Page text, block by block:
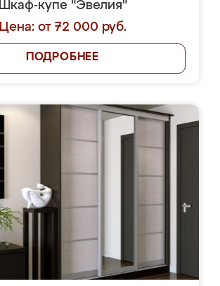
Шкаф-купе "Эвелия"
Цена: от 72 000 руб.
ПОДРОБНЕЕ